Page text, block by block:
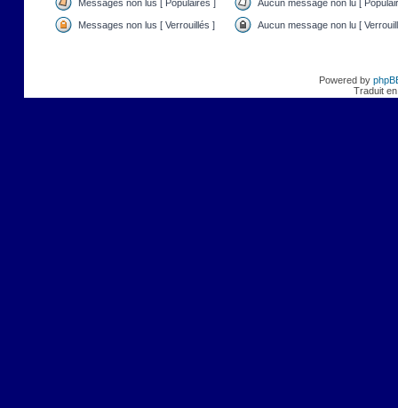
Messages non lus [ Populaires ] Aucun message non lu [
Messages non lus [ Verrouillés ] Aucun message non lu [
Powered by
Traduit